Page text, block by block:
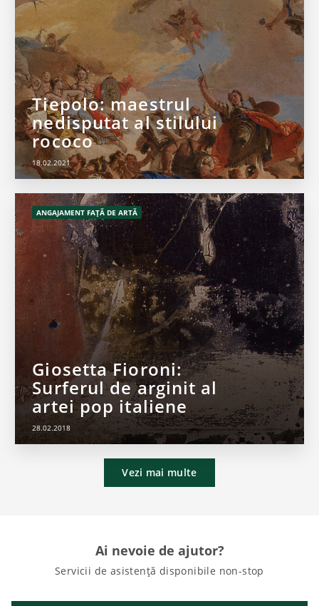
Tiepolo: maestrul
nedisputat al stilului
rococo
18.02.2021
ANGAJAMENT FAȚĂ DE ARTĂ
Giosetta Fioroni:
Surferul de arginit al
artei pop italiene
28.02.2018
Vezi mai multe
Ai nevoie de ajutor?
Servicii de asistență disponibile non-stop